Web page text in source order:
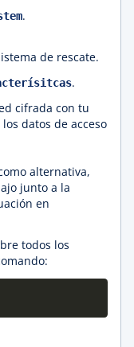
.
de rescate.
.
cifrada con tu
datos de acceso
alternativa,
junto a la
en
todos los